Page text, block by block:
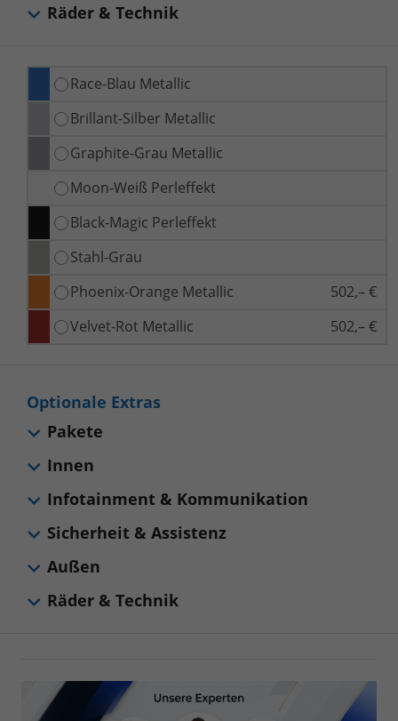
Race-Blau Metallic
Brillant-Silber Metallic
Graphite-Grau Metallic
Moon-Weiß Perleffekt
Black-Magic Perleffekt
Stahl-Grau
Phoenix-Orange Metallic
502,– €
Velvet-Rot Metallic
502,– €
Räder & Technik
Optionale Extras
Pakete
Innen
Infotainment & Kommunikation
Sicherheit & Assistenz
Außen
Räder & Technik